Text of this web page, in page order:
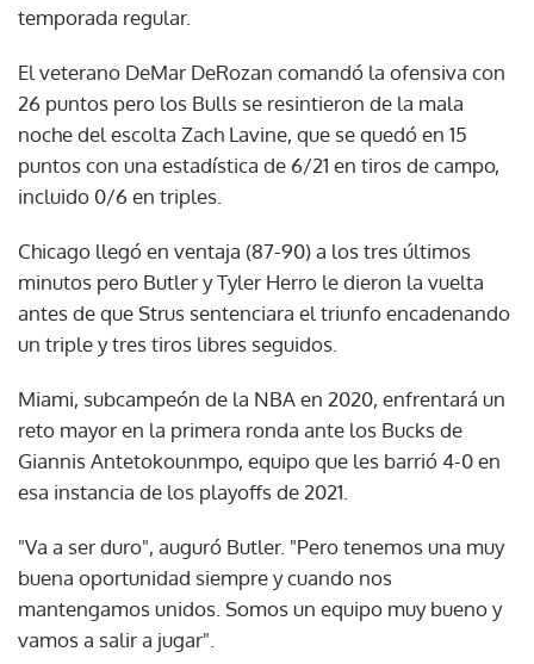
temporada regular.
El veterano DeMar DeRozan comandó la ofensiva con
26 puntos pero los Bulls se resintieron de la mala
noche del escolta Zach Lavine, que se quedó en 15
puntos con una estadística de 6/21 en tiros de campo,
incluido 0/6 en triples.
Chicago llegó en ventaja (87-90) a los tres últimos
minutos pero Butler y Tyler Herro le dieron la vuelta
antes de que Strus sentenciara el triunfo encadenando
un triple y tres tiros libres seguidos.
Miami, subcampeón de la NBA en 2020, enfrentará un
reto mayor en la primera ronda ante los Bucks de
Giannis Antetokounmpo, equipo que les barrió 4-0 en
esa instancia de los playoffs de 2021.
"Va a ser duro", auguró Butler. "Pero tenemos una muy
buena oportunidad siempre y cuando nos
mantengamos unidos. Somos un equipo muy bueno y
vamos a salir a jugar".